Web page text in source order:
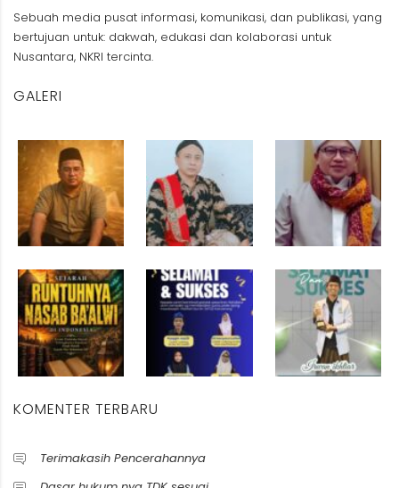
Sebuah media pusat informasi, komunikasi, dan publikasi, yang
bertujuan untuk: dakwah, edukasi dan kolaborasi untuk
Nusantara, NKRI tercinta.
GALERI
KOMENTER TERBARU
Terimakasih Pencerahannya